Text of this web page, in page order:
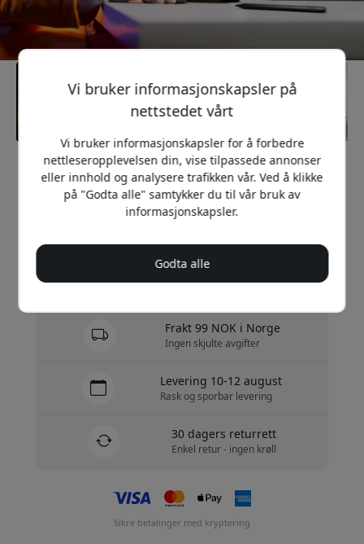
Anbefalt pris
18 499 NOK
Kjøp nå
På lager - klar til å sendes
Frakt 99 NOK i Norge
Ingen skjulte avgifter
Levering 10-12 august
Rask og sporbar levering
30 dagers returrett
Enkel retur - ingen krøll
Sikre betalinger med kryptering
Vi bruker informasjonskapsler på
nettstedet vårt
Vi bruker informasjonskapsler for å forbedre
nettleseropplevelsen din, vise tilpassede annonser
eller innhold og analysere trafikken vår. Ved å klikke
på "Godta alle" samtykker du til vår bruk av
informasjonskapsler.
Godta alle